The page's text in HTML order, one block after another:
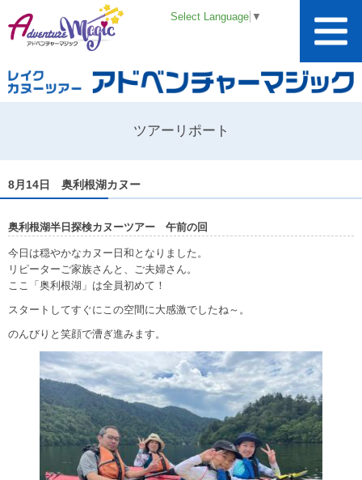
Select Language ▼
ツアーリポート
8月14日 奥利根湖カヌー
奥利根湖半日探検カヌーツアー 午前の回
今日は穏やかなカヌー日和となりました。
リピーターご家族さんと、ご夫婦さん。
ここ「奥利根湖」は全員初めて！
スタートしてすぐにこの空間に大感激でしたね～。
のんびりと笑顔で漕ぎ進みます。